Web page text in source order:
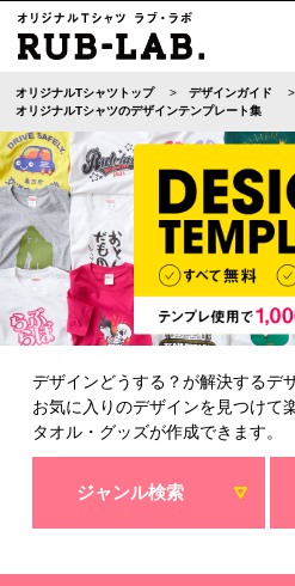
オリジナルTシャツトップ
デザインガイド
オリジナルTシャツのデザインテンプレート集
デザインどうする？が解決するデ
お気に入りのデザインを見つけて
タオル・グッズが作成できます。
ジャンル検索